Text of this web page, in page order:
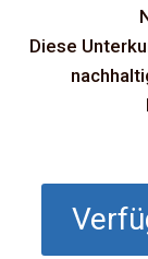
Diese